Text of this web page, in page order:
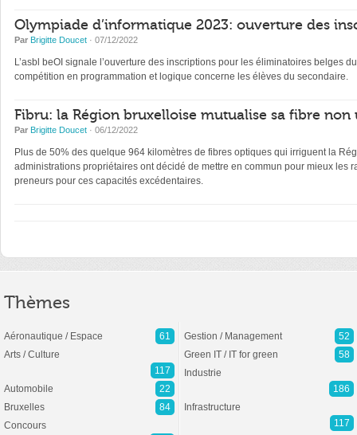
Olympiade d’informatique 2023: ouverture des
Par Brigitte Doucet · 07/12/2022
L’asbl beOI signale l’ouverture des inscriptions pour les éliminatoires belges
compétition en programmation et logique concerne les élèves du secondaire.
Fibru: la Région bruxelloise mutualise sa fibre non
Par Brigitte Doucet · 06/12/2022
Plus de 50% des quelque 964 kilomètres de fibres optiques qui irriguent la
administrations propriétaires ont décidé de mettre en commun pour mieux les
preneurs pour ces capacités excédentaires.
Thèmes
Aéronautique / Espace
61
Arts / Culture
117
Automobile
22
Bruxelles
84
Concours
Gestion / Management
52
Green IT / IT for green
58
Industrie
186
Infrastructure
117